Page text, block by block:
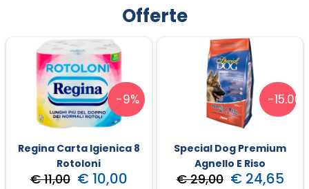
Offerte
-9%
Regina Carta Igienica 8
Rotoloni
€ 11,00 € 10,00
-
Special Dog Premium
Agnello E Riso
€ 29,00 € 24,65